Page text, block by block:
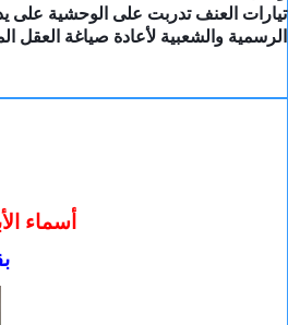
تيارات العنف تدربت على الوحشية على
الرسمية والشعبية لأعادة صياغة العقل
أسماء